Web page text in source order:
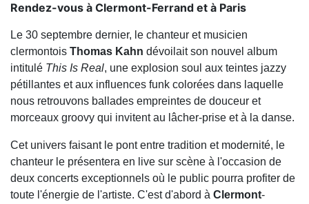
Rendez-vous à Clermont-Ferrand et à Paris
Le 30 septembre dernier, le chanteur et musicien
clermontois Thomas Kahn dévoilait son nouvel album
intitulé This Is Real, une explosion soul aux teintes jazzy
pétillantes et aux influences funk colorées dans laquelle
nous retrouvons ballades empreintes de douceur et
morceaux groovy qui invitent au lâcher-prise et à la danse.
Cet univers faisant le pont entre tradition et modernité, le
chanteur le présentera en live sur scène à l'occasion de
deux concerts exceptionnels où le public pourra profiter de
toute l'énergie de l'artiste. C'est d'abord à Clermont-